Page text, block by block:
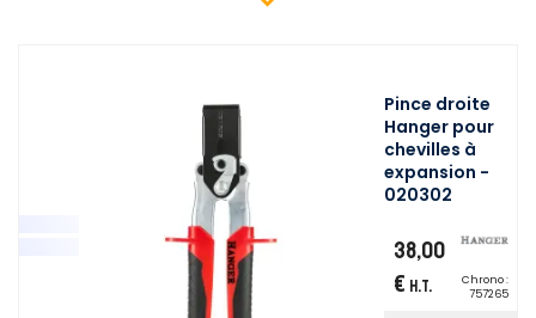
Pince droite
Hanger pour
chevilles à
expansion -
020302
38,00
€ H.T.
Chrono :
757265